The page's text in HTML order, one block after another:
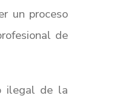
un proceso
de
ilegal de la